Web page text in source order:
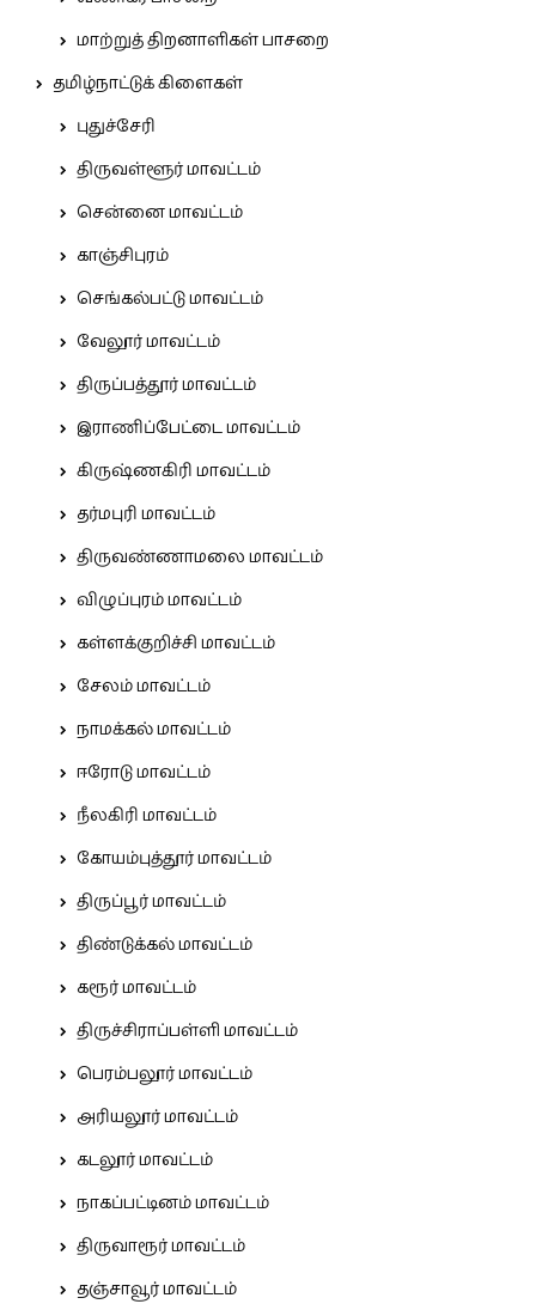
மாற்றுத் திறனாளிகள் பாசறை
தமிழ்நாட்டுக் கிளைகள்
புதுச்சேரி
திருவள்ளூர் மாவட்டம்
சென்னை மாவட்டம்
காஞ்சிபுரம்
செங்கல்பட்டு மாவட்டம்
வேலூர் மாவட்டம்
திருப்பத்தூர் மாவட்டம்
இராணிப்பேட்டை மாவட்டம்
கிருஷ்ணகிரி மாவட்டம்
தர்மபுரி மாவட்டம்
திருவண்ணாமலை மாவட்டம்
விழுப்புரம் மாவட்டம்
கள்ளக்குறிச்சி மாவட்டம்
சேலம் மாவட்டம்
நாமக்கல் மாவட்டம்
ஈரோடு மாவட்டம்
நீலகிரி மாவட்டம்
கோயம்புத்தூர் மாவட்டம்
திருப்பூர் மாவட்டம்
திண்டுக்கல் மாவட்டம்
கரூர் மாவட்டம்
திருச்சிராப்பள்ளி மாவட்டம்
பெரம்பலூர் மாவட்டம்
அரியலூர் மாவட்டம்
கடலூர் மாவட்டம்
நாகப்பட்டினம் மாவட்டம்
திருவாரூர் மாவட்டம்
தஞ்சாவூர் மாவட்டம்